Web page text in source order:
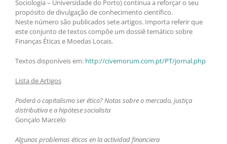
Sociologia – Universidade do Porto) continua a reforçar o seu
propósito de divulgação de conhecimento científico.
Neste número são publicados sete artigos. Importa referir que
este conjunto de textos compõe um dossiê temático sobre
Finanças Éticas e Moedas Locais.
Textos disponíveis em: http://civemorum.com.pt/PT/jornal.php
Lista de Artigos
Poderá o capitalismo ser ético? Notas sobre o mercado, justiça
distributiva e a hipótese socialista
Gonçalo Marcelo
Algunos problemas éticos en la actividad financiera